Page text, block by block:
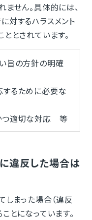
せん。具体的には、
対するハラスメント
とされています。
い旨の方針の明確
するために必要な
つ適切な対応 等
に違反した場合は
しまった場合（違反
とになっています。